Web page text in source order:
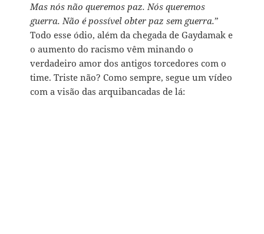
Mas nós não queremos paz. Nós queremos
guerra. Não é possível obter paz sem guerra.”
Todo esse ódio, além da chegada de Gaydamak e
o aumento do racismo vêm minando o
verdadeiro amor dos antigos torcedores com o
time. Triste não? Como sempre, segue um vídeo
com a visão das arquibancadas de lá: